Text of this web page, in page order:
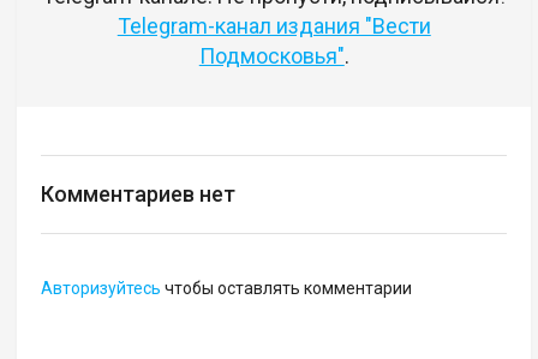
Telegram-канал издания "Вести
Подмосковья".
Комментариев нет
Авторизуйтесь чтобы оставлять комментарии